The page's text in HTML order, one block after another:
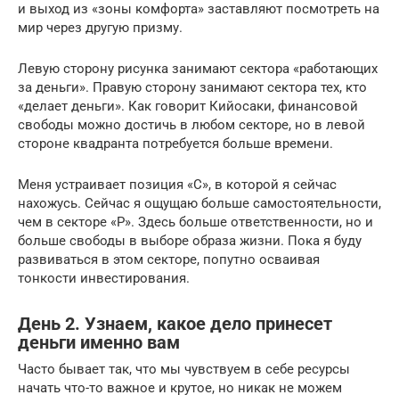
и выход из «зоны комфорта» заставляют посмотреть на
мир через другую призму.
Левую сторону рисунка занимают сектора «работающих
за деньги». Правую сторону занимают сектора тех, кто
«делает деньги». Как говорит Кийосаки, финансовой
свободы можно достичь в любом секторе, но в левой
стороне квадранта потребуется больше времени.
Меня устраивает позиция «С», в которой я сейчас
нахожусь. Сейчас я ощущаю больше самостоятельности,
чем в секторе «Р». Здесь больше ответственности, но и
больше свободы в выборе образа жизни. Пока я буду
развиваться в этом секторе, попутно осваивая
тонкости инвестирования.
День 2. Узнаем, какое дело принесет
деньги именно вам
Часто бывает так, что мы чувствуем в себе ресурсы
начать что-то важное и крутое, но никак не можем